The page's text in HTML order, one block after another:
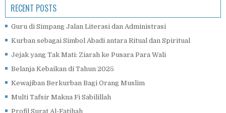
RECENT POSTS
Guru di Simpang Jalan Literasi dan Administrasi
Kurban sebagai Simbol Abadi antara Ritual dan Spiritual
Jejak yang Tak Mati: Ziarah ke Pusara Para Wali
Belanja Kebaikan di Tahun 2025
Kewajiban Berkurban Bagi Orang Muslim
Multi Tafsir Makna Fi Sabilillah
Profil Surat Al-Fatihah